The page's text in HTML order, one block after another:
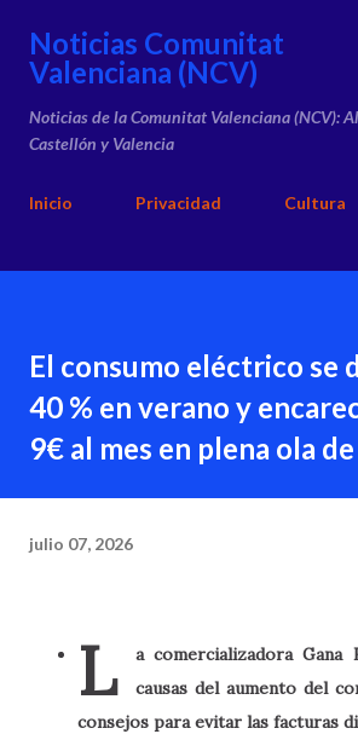
Ir al contenido principal
Noticias Comunitat
Valenciana (NCV)
Noticias de la Comunitat Valenciana (NCV):
Castellón y Valencia
Inicio Privacidad Cultura
El consumo eléctrico se
40 % en verano y
9€ al mes en plena ola
julio 07, 2026
L
a comercializadora Gana
causas del aumento del
consejos para evitar las facturas